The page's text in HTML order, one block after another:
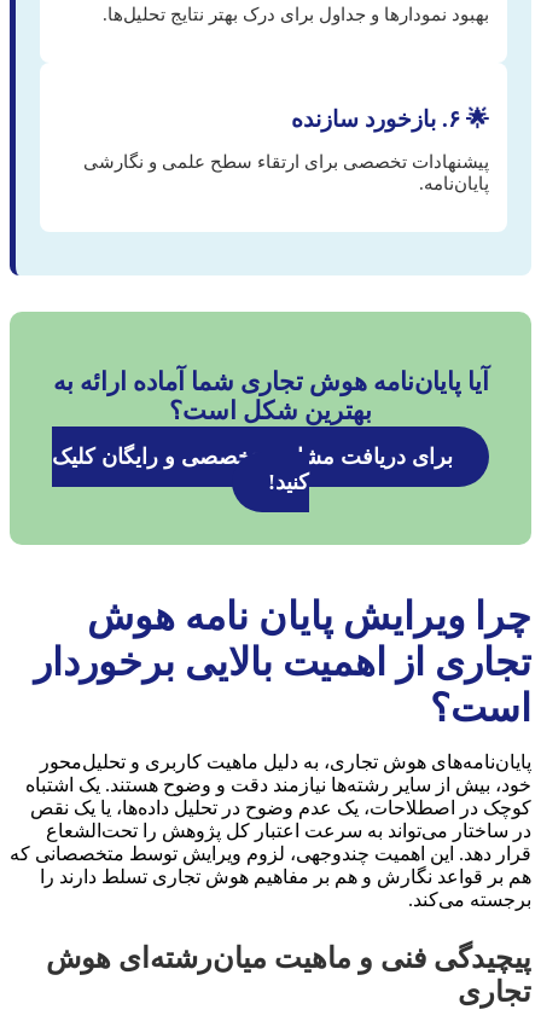
بهبود نمودارها و جداول برای درک بهتر نتایج تحلیل‌ها.
🌟 ۶. بازخورد سازنده
پیشنهادات تخصصی برای ارتقاء سطح علمی و نگارشی
پایان‌نامه.
آیا پایان‌نامه هوش تجاری شما آماده ارائه به
بهترین شکل است؟
برای دریافت مشاوره تخصصی و رایگان کلیک
کنید!
چرا ویرایش پایان نامه هوش
تجاری از اهمیت بالایی برخوردار
است؟
پایان‌نامه‌های هوش تجاری، به دلیل ماهیت کاربری و تحلیل‌محور
خود، بیش از سایر رشته‌ها نیازمند دقت و وضوح هستند. یک اشتباه
کوچک در اصطلاحات، یک عدم وضوح در تحلیل داده‌ها، یا یک نقص
در ساختار می‌تواند به سرعت اعتبار کل پژوهش را تحت‌الشعاع
قرار دهد. این اهمیت چندوجهی، لزوم ویرایش توسط متخصصانی که
هم بر قواعد نگارش و هم بر مفاهیم هوش تجاری تسلط دارند را
برجسته می‌کند.
پیچیدگی فنی و ماهیت میان‌رشته‌ای هوش
تجاری